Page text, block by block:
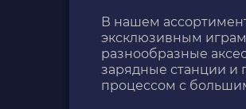
В нашем
эксклюзивным
разнообразные
зарядные станции и
процессом с